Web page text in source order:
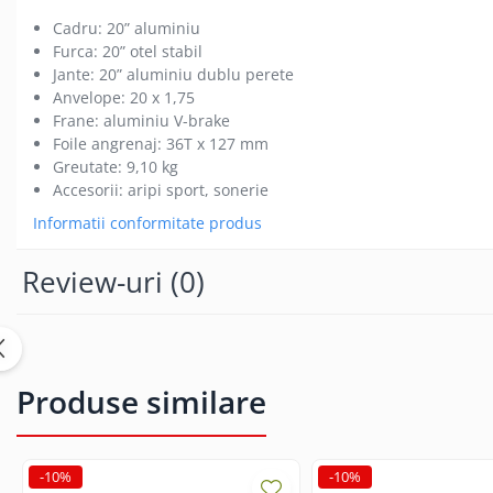
Piese trotinete
Placute frana trotinete
Protectii, huse si plastice trotinete
Roti trotinete electrice
Scule
Anvelope
10"
12" - 12.5"
16"
20"
24"
26"
Cadru: 20” aluminiu
Furca: 20” otel stabil
Jante: 20” aluminiu dublu perete
Anvelope: 20 x 1,75
Frane: aluminiu V-brake
Foile angrenaj: 36T x 127 mm
Greutate: 9,10 kg
Accesorii: aripi sport, sonerie
Informatii conformitate produs
Review-uri (0)
Produse similare
-10% -10%